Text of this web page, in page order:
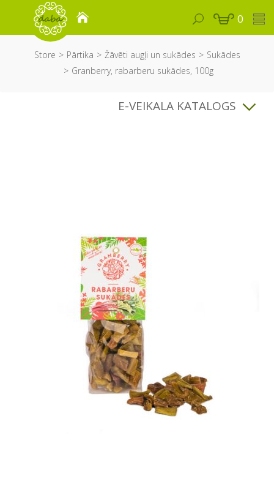
0
Store Pārtika Žāvēti augļi un sukādes
Sukādes
Granberry, rabarberu sukādes, 100g
E-VEIKALA KATALOGS